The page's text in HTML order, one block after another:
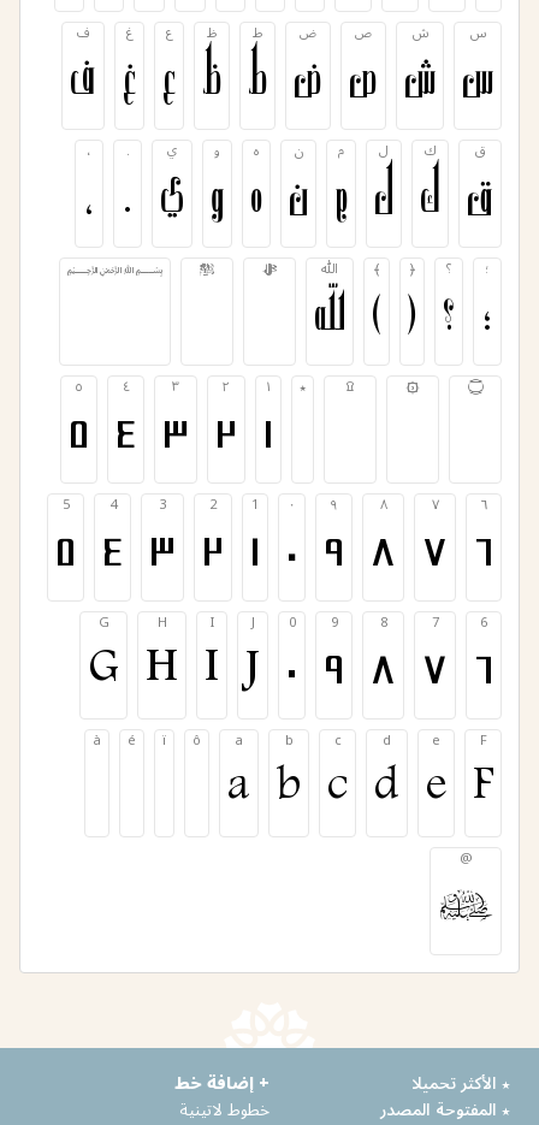
س
س
ش
ش
ص
ص
ض
ض
ط
ط
ظ
ظ
ع
ع
غ
غ
ف
ف
ق
ق
ك
ك
ل
ل
م
م
ن
ن
ه
ه
و
و
ي
ي
.
.
،
،
؛
؛
؟
؟
﴿
﴿
﴾
﴾
ﷲ
ﷲ
ﷻ ﷺ ﷽
۝ ۞ ۩ ٭ ١
١
٢
٢
٣
٣
٤
٤
٥
٥
٦
٦
٧
٧
٨
٨
٩
٩
٠
٠
1
1
2
2
3
3
4
4
5
5
6
6
7
7
8
8
9
9
0
0
J
J
I
I
H
H
G
G
F
F
e
e
d
d
c
c
b
b
a
a
ô
ï
é
à
@
@
٭ الأكثر تحميلا
٭ المفتوحة المصدر
+ إضافة خط
خطوط لاتينية